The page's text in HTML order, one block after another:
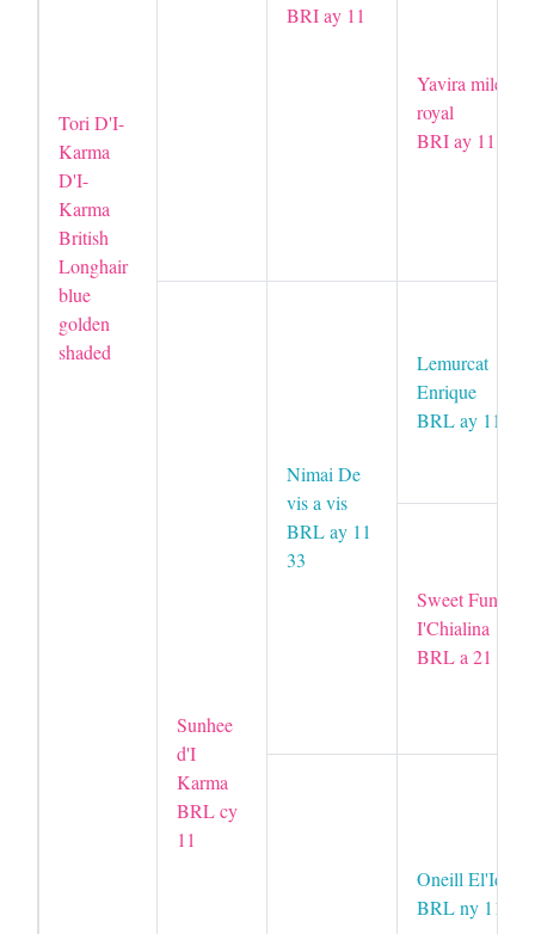
Tori D'I-
Karma
D'I-
Karma
British
Longhair
blue
golden
shaded
BRI ay 11
Yavira miledy
royal
BRI ay 11
Sunhee
d'I
Karma
BRL cy
11
Nimai De
vis a vis
BRL ay 11
33
Lemurcat
Enrique
BRL ay 11
Sweet Fun
I'Chialina
BRL a 21 33
Oneill El'Idt
BRL ny 11